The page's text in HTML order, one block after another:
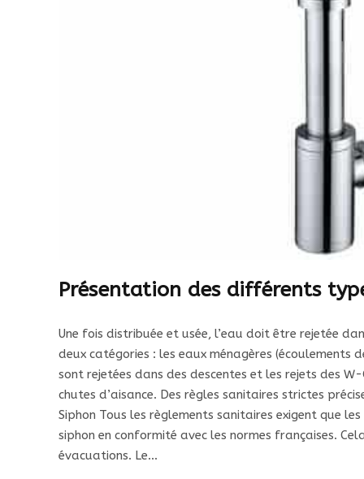
Présentation des différents
Une fois distribuée et usée, l’eau doit être rejetée
deux catégories : les eaux ménagères (écoulements
sont rejetées dans des descentes et les rejets des
chutes d’aisance. Des règles sanitaires strictes
Siphon Tous les règlements sanitaires exigent que
siphon en conformité avec les normes françaises.
évacuations. Le…